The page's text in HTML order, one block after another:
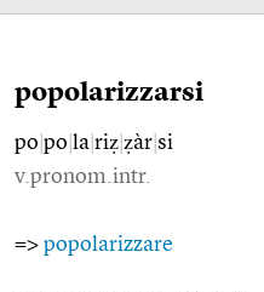
popolarizzarsi
po po la riẓ ẓàr si
v.pronom.intr.
=> popolarizzare